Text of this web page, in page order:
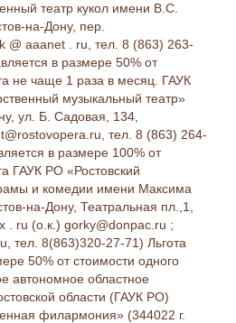
театр кукол имени В.С.
на-Дону, пер.
@ aaanet . ru, тел. 8 (863) 263-
в размере 50% от
не чаще 1 раза в месяц. ГАУК
музыкальный театр»
ул. Б. Садовая, 134,
тел. 8 (863) 264-
в размере 100% от
ГАУК РО «Ростовский
и комедии имени Максима
на-Дону, Театральная пл.,1,
. ru (о.к.) gorky@donpac.ru ;
тел. 8(863)320-27-71) Льгота
50% от стоимости одного
автономное областное
области (ГАУК РО)
филармония» (344022 г.